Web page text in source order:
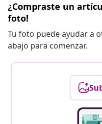
¿Compraste un
foto!
Tu foto puede ayudar a
abajo para comenzar.